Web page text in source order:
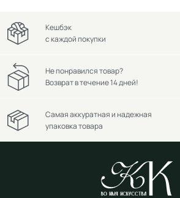
Кешбэк
с каждой покупки
Не понравился товар?
Возврат в течение 14 дней!
Самая аккуратная и надежная
упаковка товара